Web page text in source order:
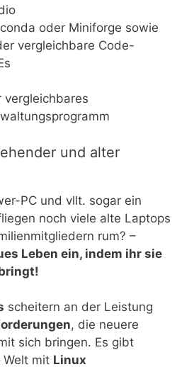
oder Miniforge sowie
vergleichbare Code-
vergleichbares
und alter
PC und vllt. sogar ein
noch viele alte Laptops
rum? –
Leben ein, indem ihr sie
scheitern an der Leistung
, die neuere
sich bringen. Es gibt
Welt mit Linux